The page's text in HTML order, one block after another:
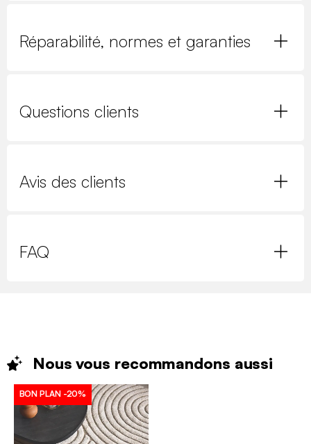
Réparabilité, normes et garanties
Questions clients
Avis des clients
FAQ
Nous vous recommandons aussi
BON PLAN -20%